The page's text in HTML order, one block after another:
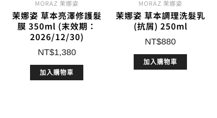
MORAZ 茉娜姿
茉娜姿 草本亮澤修護髮
膜 350ml (末效期：
2026/12/30)
NT$1,380
加入購物車
MORAZ 茉娜姿
茉娜姿 草本調理洗髮乳
(抗屑) 250ml
NT$880
加入購物車